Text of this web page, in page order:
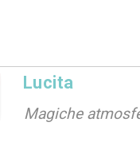
Lucita
Magiche